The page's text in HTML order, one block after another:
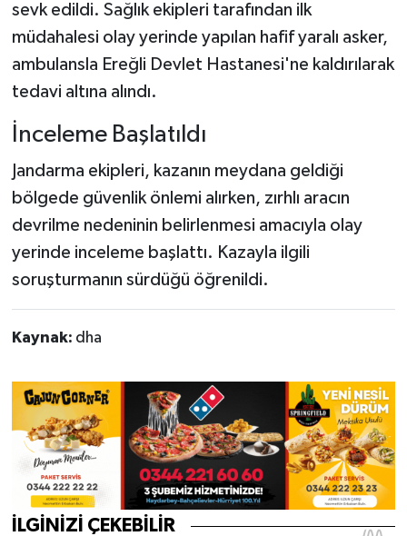
sevk edildi. Sağlık ekipleri tarafından ilk
müdahalesi olay yerinde yapılan hafif yaralı asker,
ambulansla Ereğli Devlet Hastanesi'ne kaldırılarak
tedavi altına alındı.
İnceleme Başlatıldı
Jandarma ekipleri, kazanın meydana geldiği
bölgede güvenlik önlemi alırken, zırhlı aracın
devrilme nedeninin belirlenmesi amacıyla olay
yerinde inceleme başlattı. Kazayla ilgili
soruşturmanın sürdüğü öğrenildi.
Kaynak: dha